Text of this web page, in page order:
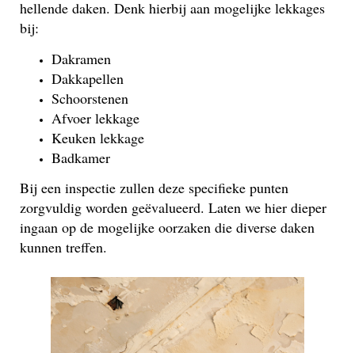
hellende daken. Denk hierbij aan mogelijke lekkages
bij:
Dakramen
Dakkapellen
Schoorstenen
Afvoer lekkage
Keuken lekkage
Badkamer
Bij een inspectie zullen deze specifieke punten
zorgvuldig worden geëvalueerd. Laten we hier dieper
ingaan op de mogelijke oorzaken die diverse daken
kunnen treffen.